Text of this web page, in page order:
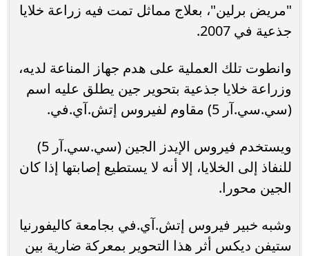
"مريض برلين"، بعلاج مماثل تمت فيه زراعة خلايا
جذعية في 2007.
وانطوت تلك العملية على هدم جهاز المناعة لديه،
وزراعة خلايا جذعية بتحوير جين يطلق عليه اسم
(سي.سي.آر 5) مقاوم لفيروس إتش.آي.في.
ويستخدم فيروس الإيدز الجين (سي.سي.آر 5)
للنفاذ إلى الخلايا، إلا أنه لا يستطيع إصابتها إذا كان
الجين محورا.
وشبه خبير فيروس إتش.آي.في بجامعة كاليفورنيا
ستيفن ديكس أثر هذا التحوير بمعركة ضارية بين